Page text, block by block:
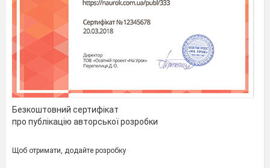
Безкоштовний сертифікат
про публікацію авторської розробки
Щоб отримати, додайте розробку